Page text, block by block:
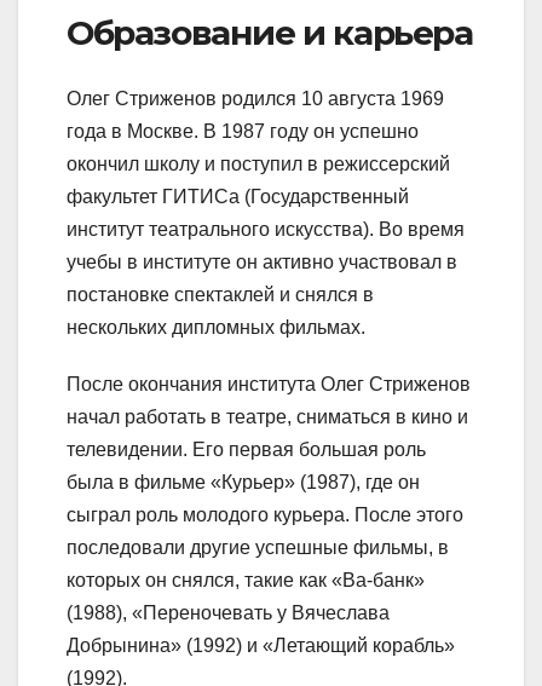
Образование и карьера
Олег Стриженов родился 10 августа 1969
года в Москве. В 1987 году он успешно
окончил школу и поступил в режиссерский
факультет ГИТИСа (Государственный
институт театрального искусства). Во время
учебы в институте он активно участвовал в
постановке спектаклей и снялся в
нескольких дипломных фильмах.
После окончания института Олег Стриженов
начал работать в театре, сниматься в кино и
телевидении. Его первая большая роль
была в фильме «Курьер» (1987), где он
сыграл роль молодого курьера. После этого
последовали другие успешные фильмы, в
которых он снялся, такие как «Ва-банк»
(1988), «Переночевать у Вячеслава
Добрынина» (1992) и «Летающий корабль»
(1992).